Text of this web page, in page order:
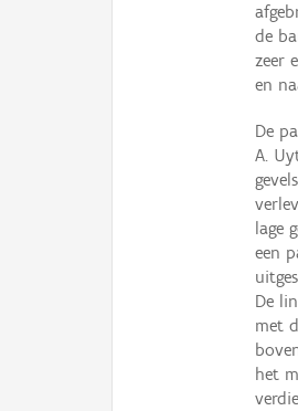
de
zeer
en
De
A.
lage
een
De
met
het